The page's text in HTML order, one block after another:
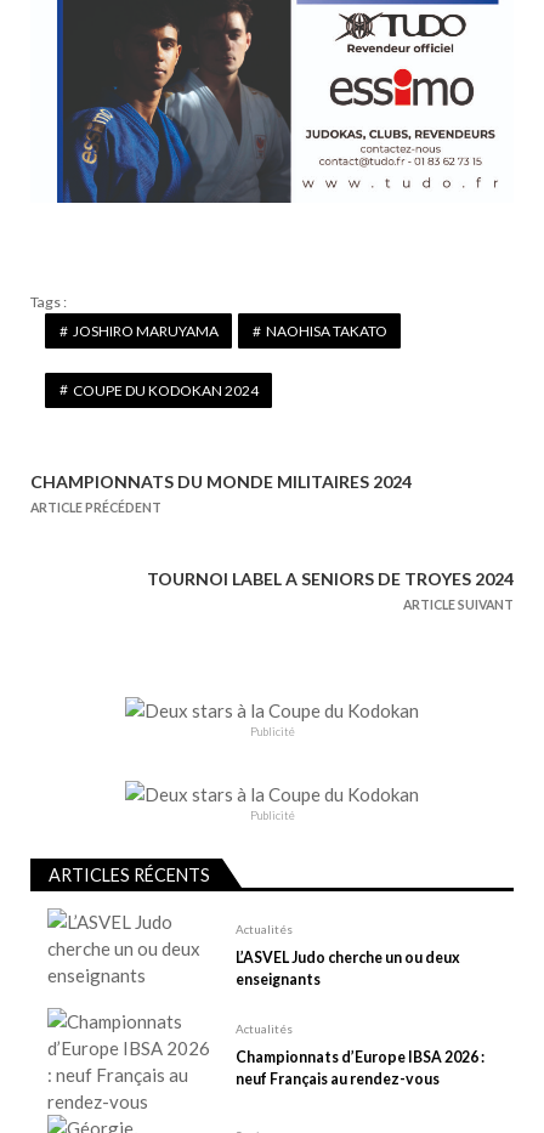
Tags :
JOSHIRO MARUYAMA
NAOHISA TAKATO
COUPE DU KODOKAN 2024
N
CHAMPIONNATS DU MONDE MILITAIRES 2024
ARTICLE PRÉCÉDENT
TOURNOI LABEL A SENIORS DE TROYES 2024
ARTICLE SUIVANT
Publicité
Publicité
ARTICLES RÉCENTS
Actualités
L’ASVEL Judo cherche un ou deux
enseignants
Actualités
Championnats d’Europe IBSA 2026 :
neuf Français au rendez-vous